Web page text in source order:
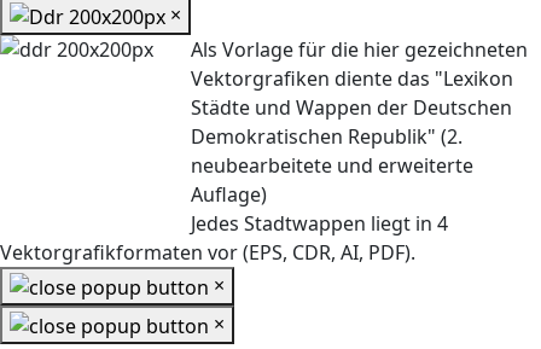
×
Als Vorlage für die hier gezeichneten
Vektorgrafiken diente das "Lexikon
Städte und Wappen der Deutschen
Demokratischen Republik" (2.
neubearbeitete und erweiterte
Auflage)
Jedes Stadtwappen liegt in 4
Vektorgrafikformaten vor (EPS, CDR, AI, PDF).
×
×